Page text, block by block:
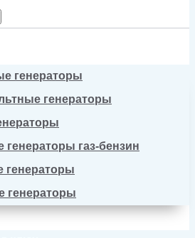
генераторы
генераторы
генераторы газ-бензин
генераторы
генераторы